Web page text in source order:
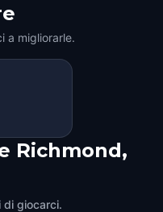
a migliorarle.
Richmond,
di giocarci.